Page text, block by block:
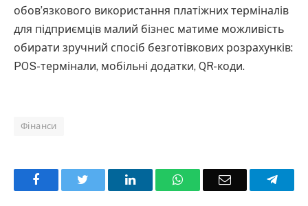
обов’язкового використання платіжних терміналів
для підприємців малий бізнес матиме можливість
обирати зручний спосіб безготівкових розрахунків:
POS-термінали, мобільні додатки, QR-коди.
Фінанси
Facebook LinkedInWhatsAppEmail